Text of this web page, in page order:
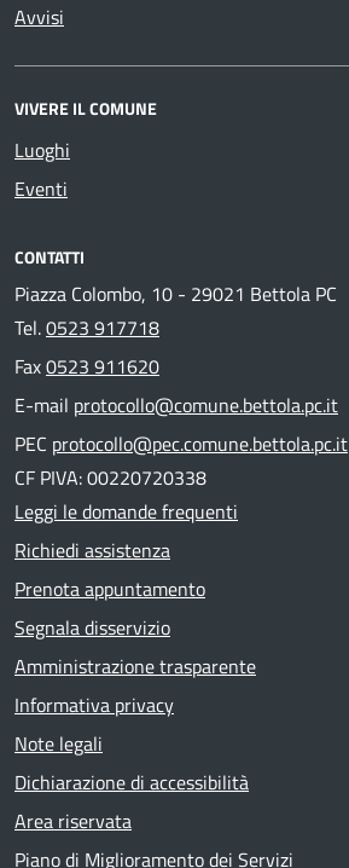
Avvisi
VIVERE IL COMUNE
Luoghi
Eventi
CONTATTI
Piazza Colombo, 10 - 29021 Bettola PC
Tel.0523 917718
Fax0523 911620
E-mail protocollo@comune.bettola.pc.it
PEC protocollo@pec.comune.bettola.pc.it
CF PIVA: 00220720338
Leggi le domande frequenti
Richiedi assistenza
Prenota appuntamento
Segnala disservizio
Amministrazione trasparente
Informativa privacy
Note legali
Dichiarazione di accessibilità
Area riservata
Piano di Miglioramento dei Servizi